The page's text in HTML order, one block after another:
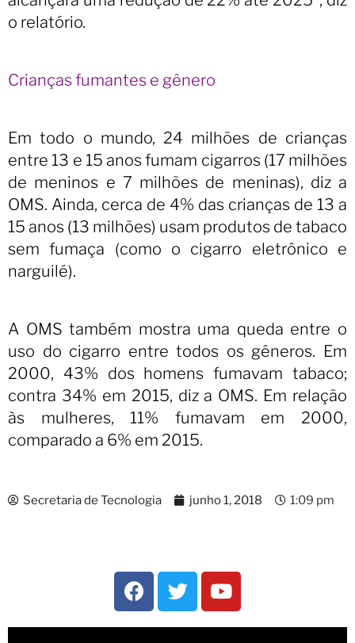
o relatório.
Crianças fumantes e gênero
Em todo o mundo, 24 milhões de crianças
entre 13 e 15 anos fumam cigarros (17 milhões
de meninos e 7 milhões de meninas), diz a
OMS. Ainda, cerca de 4% das crianças de 13 a
15 anos (13 milhões) usam produtos de tabaco
sem fumaça (como o cigarro eletrônico e
narguilé).
A OMS também mostra uma queda entre o
uso do cigarro entre todos os gêneros. Em
2000, 43% dos homens fumavam tabaco;
contra 34% em 2015, diz a OMS. Em relação
às mulheres, 11% fumavam em 2000,
comparado a 6% em 2015.
Secretaria de Tecnologia junho 1, 2018 1:09 pm